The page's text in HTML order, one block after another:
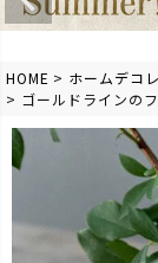
HOME ホームデコ
ゴールドラインの